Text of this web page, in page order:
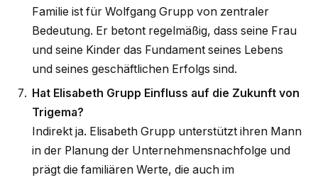
Familie ist für Wolfgang Grupp von zentraler
Bedeutung. Er betont regelmäßig, dass seine Frau
und seine Kinder das Fundament seines Lebens
und seines geschäftlichen Erfolgs sind.
Hat Elisabeth Grupp Einfluss auf die Zukunft von
Trigema?
Indirekt ja. Elisabeth Grupp unterstützt ihren Mann
in der Planung der Unternehmensnachfolge und
prägt die familiären Werte, die auch im